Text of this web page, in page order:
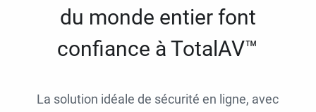
du monde entier font
confiance à TotalAV™
La solution idéale de sécurité en ligne, avec